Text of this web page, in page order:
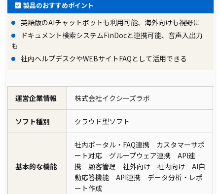
製品のおすすめポイント
英語版のAIチャットボットも利用可能、海外向けも視野に
ドキュメント検索システムFinDocと連携可能、音声入出力
も
社内ヘルプデスクやWEBサイトFAQとして活用できる
運営企業情報 株式会社イクシーズラボ
ソフト種別 クラウド型ソフト
基本的な機能
社内ポータル・FAQ連携 カスタマーサポ
ート対応 グループウェア連携 API連
携 顧客管理 社外向け 社内向け AI自
動応答機能 API連携 データ分析・レポ
ート作成